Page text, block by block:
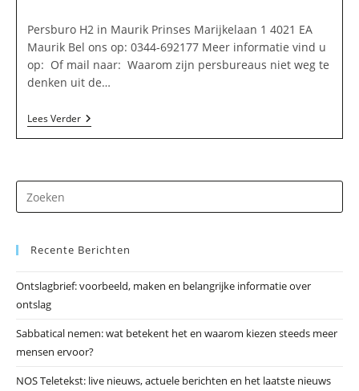
Persburo H2 in Maurik Prinses Marijkelaan 1 4021 EA
Maurik Bel ons op: 0344-692177 Meer informatie vind u
op: Of mail naar: Waarom zijn persbureaus niet weg te
denken uit de…
Lees VerderPersburo
H2
In
op
Recente Berichten
Ontslagbrief: voorbeeld, maken en belangrijke informatie over
ontslag
Sabbatical nemen: wat betekent het en waarom kiezen steeds meer
mensen ervoor?
NOS Teletekst: live nieuws, actuele berichten en het laatste nieuws